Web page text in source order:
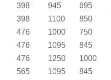
398 945 695
398 1100 850
476 1000 750
476 1095 845
476 1250 1000
565 1095 845